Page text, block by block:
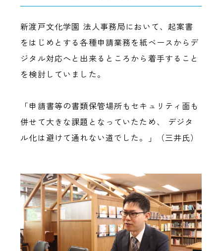
新渡戸文化学園 法人事務局において、起案書
をはじめとする各種申請業務を紙ベースからデ
ジタル対応へと出来るところから着手すること
を検討していました。
「申請書等の書類保管場所もセキュリティ面も
併せて大きな課題となっていたため、 デジタ
ル化は避けて通れない道でした。」（三井氏）